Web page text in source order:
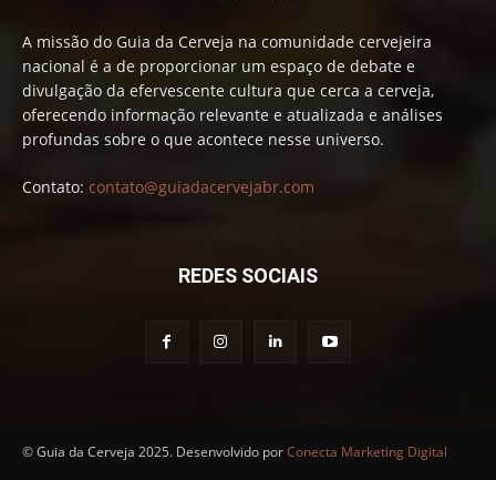
A missão do Guia da Cerveja na comunidade cervejeira
nacional é a de proporcionar um espaço de debate e
divulgação da efervescente cultura que cerca a cerveja,
oferecendo informação relevante e atualizada e análises
profundas sobre o que acontece nesse universo.
Contato: contato@guiadacervejabr.com
REDES SOCIAIS
© Guia da Cerveja 2025. Desenvolvido porConecta Marketing Digital